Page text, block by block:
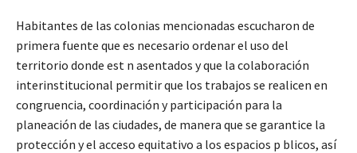
Habitantes de las colonias mencionadas escucharon de
primera fuente que es necesario ordenar el uso del
territorio donde est n asentados y que la colaboración
interinstitucional permitir que los trabajos se realicen en
congruencia, coordinación y participación para la
planeación de las ciudades, de manera que se garantice la
protección y el acceso equitativo a los espacios p blicos, así